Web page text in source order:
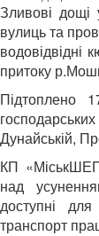
Зливові дощі
вулиць та
водовідвідні
притоку
Підтоплено
Дунайській,
КП
над
доступні
транспорт